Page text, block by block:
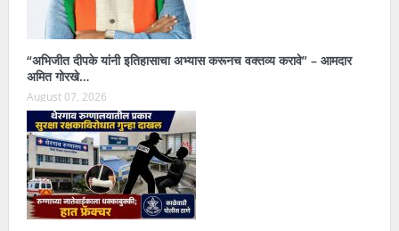
“अभिजीत दीपके यांनी इतिहासाचा अभ्यास करूनच वक्तव्य करावे” – आमदार
अमित गोरखे…
August 07, 2026